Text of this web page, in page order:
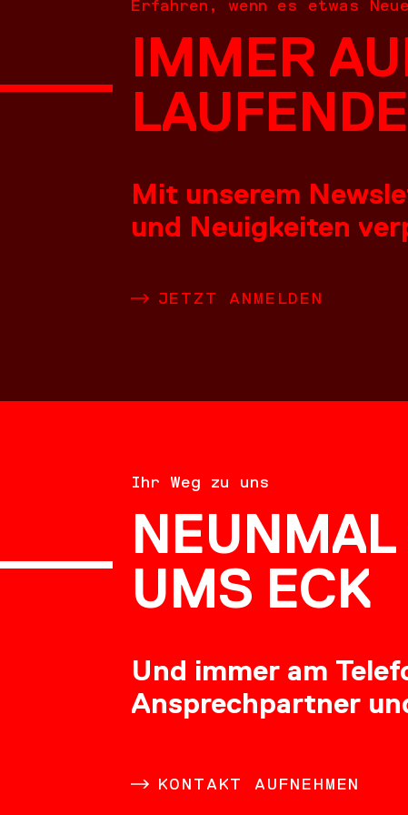
NEUES
Erfahren, wenn es etwas
IMMER
Mit unserem
und Neuigkeiten
JETZT ANMELDEN
Ihr Weg zu uns
NEUNMAL
UMS ECK
Und immer am
Ansprechpartner
KONTAKT AUFNEHMEN